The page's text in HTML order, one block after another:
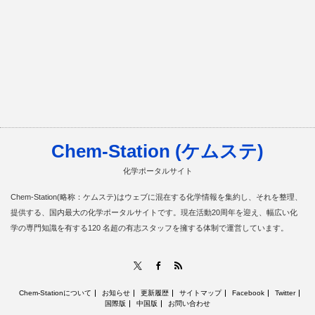
Chem-Station (ケムステ)
化学ポータルサイト
Chem-Station(略称：ケムステ)はウェブに混在する化学情報を集約し、それを整理、
提供する、国内最大の化学ポータルサイトです。現在活動20周年を迎え、幅広い化
学の専門知識を有する120 名超の有志スタッフを擁する体制で運営しています。
Facebook
Chem-Stationについて お知らせ 更新履歴 サイトマップ Facebook
Twitter
国際版
中国版 お問い合わせ